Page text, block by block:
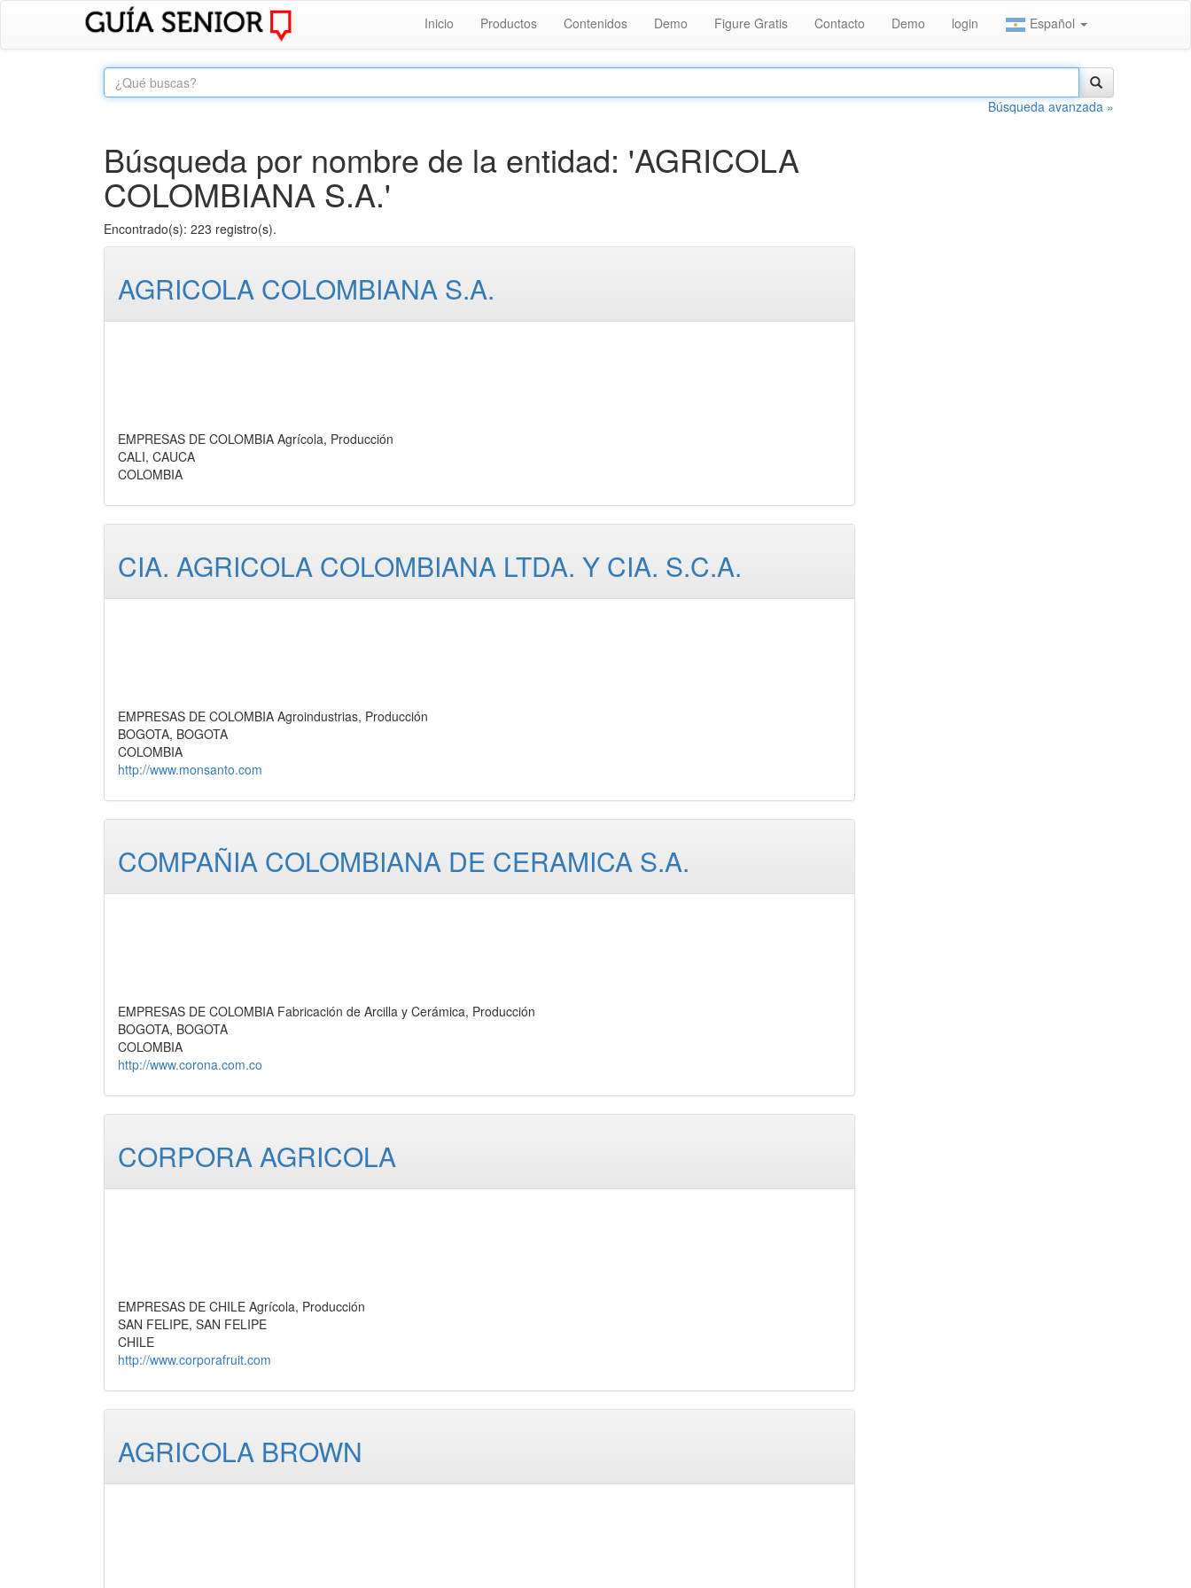
Inicio Productos Contenidos Demo Figure Gratis Contacto Demo login Español
Búsqueda avanzada »
Búsqueda por nombre de la entidad: 'AGRICOLA
COLOMBIANA S.A.'
Encontrado(s): 223 registro(s).
AGRICOLA COLOMBIANA S.A.
EMPRESAS DE COLOMBIA Agrícola, Producción
CALI, CAUCA
COLOMBIA
CIA. AGRICOLA COLOMBIANA LTDA. Y CIA. S.C.A.
EMPRESAS DE COLOMBIA Agroindustrias, Producción
BOGOTA, BOGOTA
COLOMBIA
http://www.monsanto.com
COMPAÑIA COLOMBIANA DE CERAMICA S.A.
EMPRESAS DE COLOMBIA Fabricación de Arcilla y Cerámica, Producción
BOGOTA, BOGOTA
COLOMBIA
http://www.corona.com.co
CORPORA AGRICOLA
EMPRESAS DE CHILE Agrícola, Producción
SAN FELIPE, SAN FELIPE
CHILE
http://www.corporafruit.com
AGRICOLA BROWN